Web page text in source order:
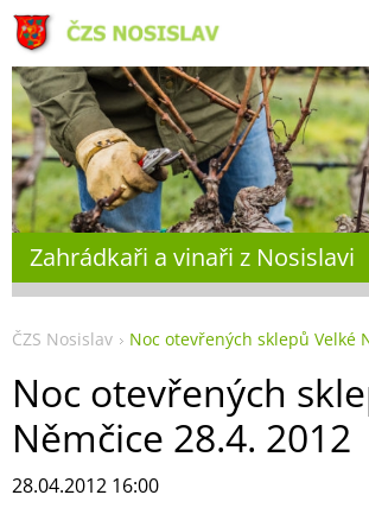
Zahrádkaři a vinaři z Nosislavi
ČZS Nosislav Noc otevřených sklepů Velké
Noc otevřených
Němčice 28.4. 2012
28.04.2012 16:00